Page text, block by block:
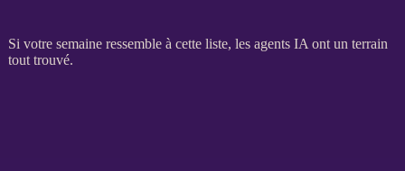
Si votre semaine ressemble à cette liste, les agents IA ont un terrain
tout trouvé.